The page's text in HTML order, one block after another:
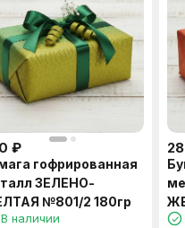
₽
гофрированная
ЗЕЛЕНО-
№801/2 180гр
В наличии